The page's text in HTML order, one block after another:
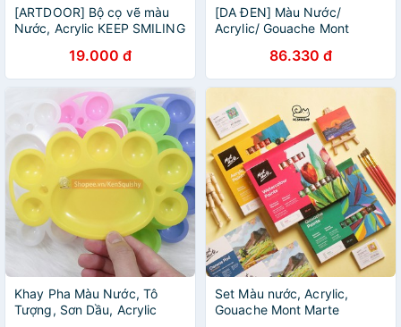
[ARTDOOR] Bộ cọ vẽ màu
Nước, Acrylic KEEP SMILING
19.000 đ
[DA ĐEN] Màu Nước/
Acrylic/ Gouache Mont
86.330 đ
Khay Pha Màu Nước, Tô
Tượng, Sơn Dầu, Acrylic
Set Màu nước, Acrylic,
Gouache Mont Marte